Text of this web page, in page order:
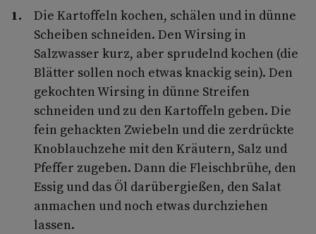
Die Kartoffeln kochen, schälen und in dünne
Scheiben schneiden. Den Wirsing in
Salzwasser kurz, aber sprudelnd kochen (die
Blätter sollen noch etwas knackig sein). Den
gekochten Wirsing in dünne Streifen
schneiden und zu den Kartoffeln geben. Die
fein gehackten Zwiebeln und die zerdrückte
Knoblauch­zehe mit den Kräutern, Salz und
Pfeffer zugeben. Dann die Fleischbrühe, den
Essig und das Öl darübergießen, den Salat
anmachen und noch etwas durch­ziehen
lassen.